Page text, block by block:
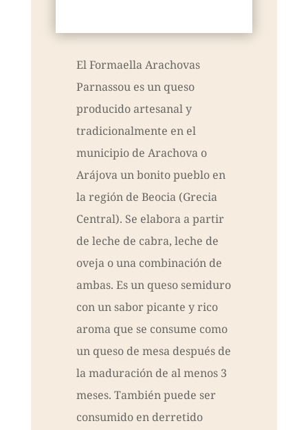
El Formaella Arachovas
Parnassou es un queso
producido artesanal y
tradicionalmente en el
municipio de Arachova o
Arájova un bonito pueblo en
la región de Beocia (Grecia
Central). Se elabora a partir
de leche de cabra, leche de
oveja o una combinación de
ambas. Es un queso semiduro
con un sabor picante y rico
aroma que se consume como
un queso de mesa después de
la maduración de al menos 3
meses. También puede ser
consumido en derretido